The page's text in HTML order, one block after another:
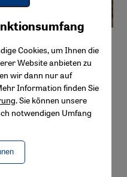
Osten mit Gewalt. Israel
weiter
forciert. Radikale
Repression
aus Tel Aviv von
Cookies, um Ihnen die
Website anbieten zu
wir dann nur auf
Information finden Sie
. Sie können unsere
notwendigen Umfang